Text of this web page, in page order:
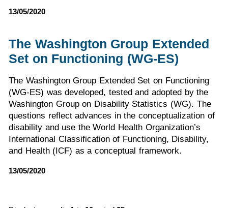
13/05/2020
The Washington Group Extended
Set on Functioning (WG-ES)
The Washington Group Extended Set on Functioning
(WG-ES) was developed, tested and adopted by the
Washington Group on Disability Statistics (WG). The
questions reflect advances in the conceptualization of
disability and use the World Health Organization’s
International Classification of Functioning, Disability,
and Health (ICF) as a conceptual framework.
13/05/2020